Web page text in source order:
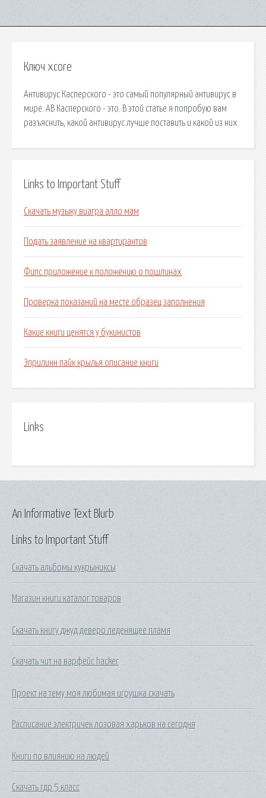
Ключ xcore
Антивирус Касперского - это самый популярный антивирус в
мире. АВ Касперского - это. В этой статье я попробую вам
разъяснить, какой антивирус лучше поставить и какой из них.
Links to Important Stuff
Скачать музыку виагра алло мам
Подать заявление на квартирантов
Фипс приложение к положению о пошлинах
Проверка показаний на месте образец заполнения
Какие книги ценятся у букинистов
Эприлинн пайк крылья описание книги
Links
Links to Important Stuff
Скачать альбомы кукрыниксы
Магазин книги каталог товаров
Скачать книгу джуд деверо леденящее пламя
Скачать чит на варфейс hacker
Проект на тему моя любимая игрушка скачать
Расписание электричек лозовая харьков на сегодня
Книги по влиянию на людей
Скачать гдр 5 класс
An Informative Text Blurb